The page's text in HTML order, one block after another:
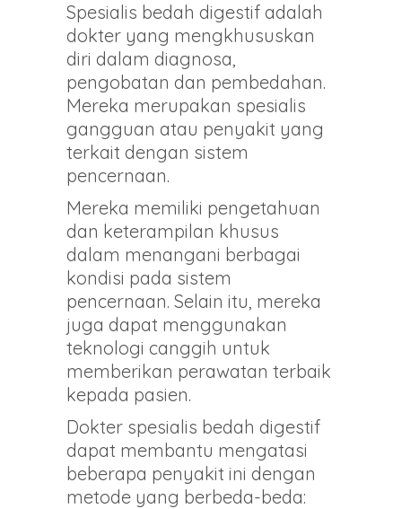
Spesialis bedah digestif adalah
dokter yang mengkhususkan
diri dalam diagnosa,
pengobatan dan pembedahan.
Mereka merupakan spesialis
gangguan atau penyakit yang
terkait dengan sistem
pencernaan.
Mereka memiliki pengetahuan
dan keterampilan khusus
dalam menangani berbagai
kondisi pada sistem
pencernaan. Selain itu, mereka
juga dapat menggunakan
teknologi canggih untuk
memberikan perawatan terbaik
kepada pasien.
Dokter spesialis bedah digestif
dapat membantu mengatasi
beberapa penyakit ini dengan
metode yang berbeda-beda: